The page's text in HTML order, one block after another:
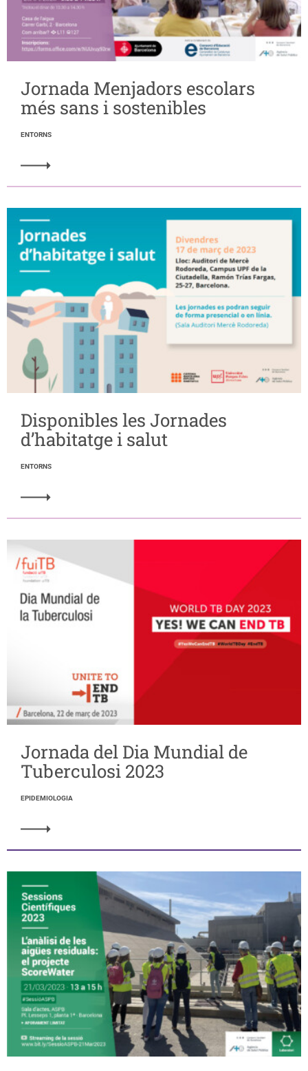
Jornada Menjadors escolars
més sans i sostenibles
ENTORNS
Disponibles les Jornades
d’habitatge i salut
ENTORNS
Jornada del Dia Mundial de
Tuberculosi 2023
EPIDEMIOLOGIA